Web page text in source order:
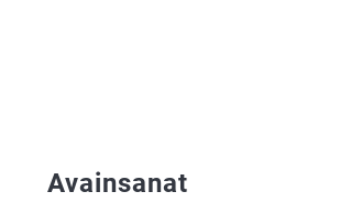
Avainsanat